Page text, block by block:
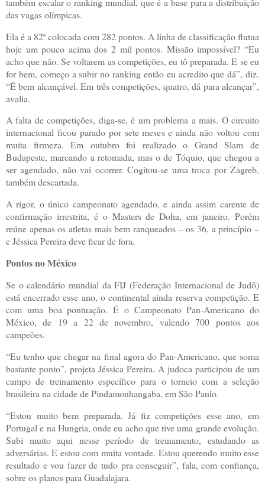
das vagas olímpicas.
Ela é a 82ª colocada com 282 pontos. A linha de classificação flutua
hoje um pouco acima dos 2 mil pontos. Missão impossível? “Eu
acho que não. Se voltarem as competições, eu tô preparada. E se eu
for bem, começo a subir no ranking então eu acredito que dá”, diz.
“É bem alcançável. Em três competições, quatro, dá para alcançar”,
avalia.
A falta de competições, diga-se, é um problema a mais. O circuito
internacional ficou parado por sete meses e ainda não voltou com
muita firmeza. Em outubro foi realizado o Grand Slam de
Budapeste, marcando a retomada, mas o de Tóquio, que chegou a
ser agendado, não vai ocorrer. Cogitou-se uma troca por Zagreb,
também descartada.
A rigor, o único campeonato agendado, e ainda assim carente de
confirmação irrestrita, é o Masters de Doha, em janeiro. Porém
reúne apenas os atletas mais bem ranqueados – os 36, a princípio –
e Jéssica Pereira deve ficar de fora.
Pontos no México
Se o calendário mundial da FIJ (Federação Internacional de Judô)
está encerrado esse ano, o continental ainda reserva competição. E
com uma boa pontuação. É o Campeonato Pan-Americano do
México, de 19 a 22 de novembro, valendo 700 pontos aos
campeões.
“Eu tenho que chegar na final agora do Pan-Americano, que soma
bastante ponto”, projeta Jéssica Pereira. A judoca participou de um
campo de treinamento específico para o torneio com a seleção
brasileira na cidade de Pindamonhangaba, em São Paulo.
“Estou muito bem preparada. Já fiz competições esse ano, em
Portugal e na Hungria, onde eu acho que tive uma grande evolução.
Subi muito aqui nesse período de treinamento, estudando as
adversárias. E estou com muita vontade. Estou querendo muito esse
resultado e vou fazer de tudo pra conseguir”, fala, com confiança,
sobre os planos para Guadalajara.